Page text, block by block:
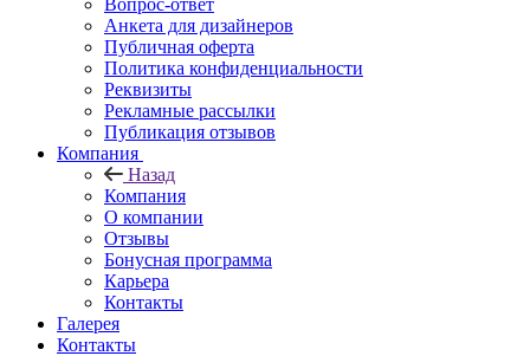
Вопрос-ответ
Анкета для дизайнеров
Публичная оферта
Политика конфиденциальности
Реквизиты
Рекламные рассылки
Публикация отзывов
Компания
Назад
Компания
О компании
Отзывы
Бонусная программа
Карьера
Контакты
Галерея
Контакты